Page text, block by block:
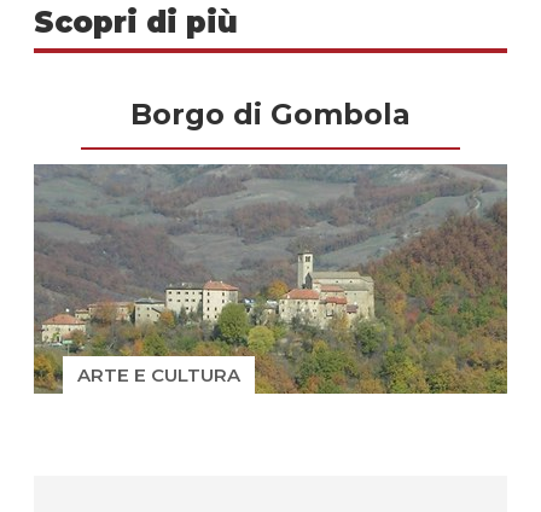
Scopri di più
Borgo di Gombola
ARTE E CULTURA